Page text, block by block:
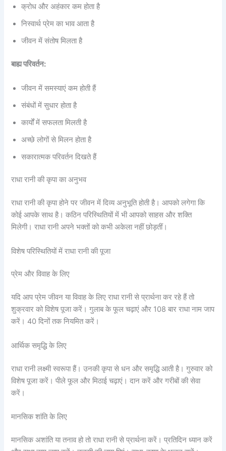
क्रोध और अहंकार कम होता है
निस्वार्थ प्रेम का भाव आता है
जीवन में संतोष मिलता है
बाह्य परिवर्तन:
जीवन में समस्याएं कम होती हैं
संबंधों में सुधार होता है
कार्यों में सफलता मिलती है
अच्छे लोगों से मिलन होता है
सकारात्मक परिवर्तन दिखते हैं
राधा रानी की कृपा का अनुभव
राधा रानी की कृपा होने पर जीवन में दिव्य अनुभूति होती है। आपको लगेगा कि
कोई आपके साथ है। कठिन परिस्थितियों में भी आपको साहस और शक्ति
मिलेगी। राधा रानी अपने भक्तों को कभी अकेला नहीं छोड़तीं।
विशेष परिस्थितियों में राधा रानी की पूजा
प्रेम और विवाह के लिए
यदि आप प्रेम जीवन या विवाह के लिए राधा रानी से प्रार्थना कर रहे हैं तो
शुक्रवार को विशेष पूजा करें। गुलाब के फूल चढ़ाएं और 108 बार राधा नाम जाप
करें। 40 दिनों तक नियमित करें।
आर्थिक समृद्धि के लिए
राधा रानी लक्ष्मी स्वरूपा हैं। उनकी कृपा से धन और समृद्धि आती है। गुरुवार को
विशेष पूजा करें। पीले फूल और मिठाई चढ़ाएं। दान करें और गरीबों की सेवा
करें।
मानसिक शांति के लिए
मानसिक अशांति या तनाव हो तो राधा रानी से प्रार्थना करें। प्रतिदिन ध्यान करें